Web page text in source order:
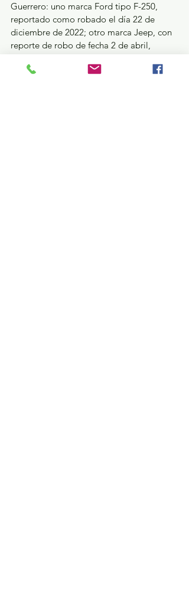
Guerrero: uno marca Ford tipo F-250,
reportado como robado el día 22 de
diciembre de 2022; otro marca Jeep, con
reporte de robo de fecha 2 de abril,